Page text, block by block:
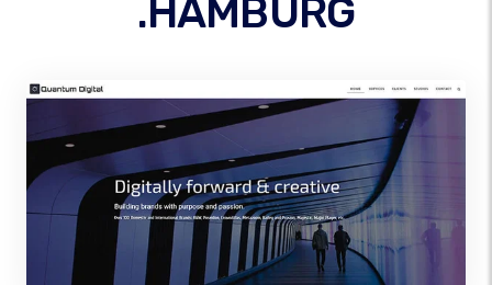
.HAMBURG